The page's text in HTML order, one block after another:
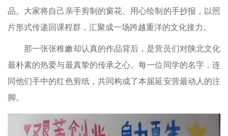
品。大家将自己亲手剪制的窗花、用心绘制的手抄报，以照
片形式传递回课程群，汇聚成一场跨越重洋的文化接力。
那一张张稚嫩却认真的作品背后，是营员们对陕北文化
最朴素的热爱与最真挚的传承之心。每一位同学的名字，连
同他们手中的红色剪纸，共同构成了本届延安营最动人的注
脚。